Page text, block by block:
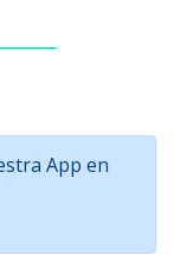
App en